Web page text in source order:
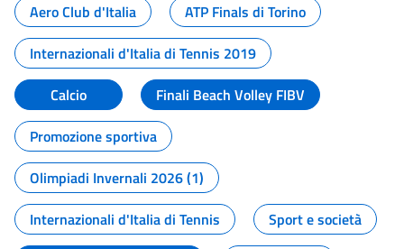
Aero Club d'Italia
ATP Finals di Torino
Internazionali d'Italia di Tennis 2019
Calcio
Finali Beach Volley FIBV
Promozione sportiva
Olimpiadi Invernali 2026 (1)
Internazionali d'Italia di Tennis
Sport e società